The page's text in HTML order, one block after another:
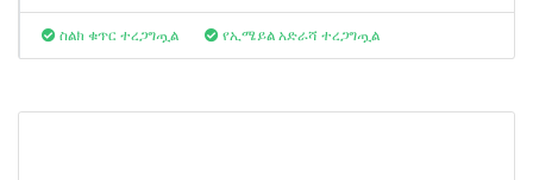
ስልክ ቁጥር ተረጋግጧል የኢሜይል አድራሻ ተረጋግጧል